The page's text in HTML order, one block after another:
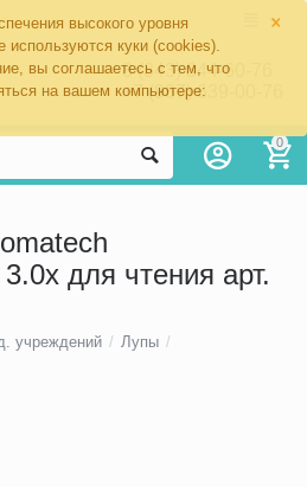
×
высокого уровня
используются куки (cookies).
вы соглашаетесь с тем, что
на вашем компьютере:
8 (343) 344-60-76
+7 (967) 639-00-76
0
для чтения арт.
учреждений / Лупы /